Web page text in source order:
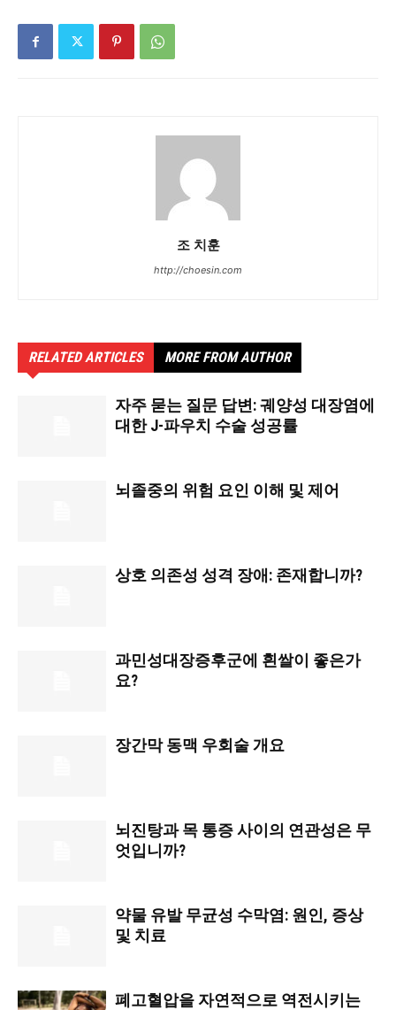
조 치훈
http://choesin.com
RELATED ARTICLES MORE FROM AUTHOR
자주 묻는 질문 답변: 궤양성 대장염에
대한 J-파우치 수술 성공률
뇌졸중의 위험 요인 이해 및 제어
상호 의존성 성격 장애: 존재합니까?
과민성대장증후군에 흰쌀이 좋은가
요?
장간막 동맥 우회술 개요
뇌진탕과 목 통증 사이의 연관성은 무
엇입니까?
약물 유발 무균성 수막염: 원인, 증상
및 치료
폐고혈압을 자연적으로 역전시키는